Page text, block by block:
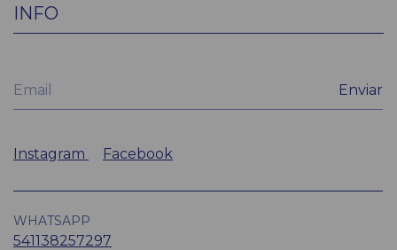
INFO
Instagram Facebook
WHATSAPP
541138257297